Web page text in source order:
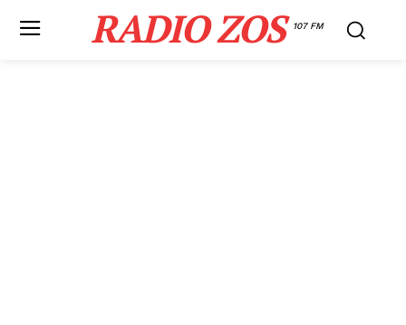
RADIO ZOS 107 FM